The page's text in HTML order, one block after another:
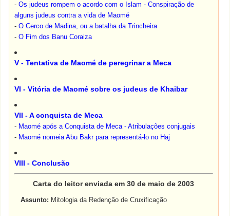
-Os judeus rompem o acordo com o Islam - Conspiração de
alguns judeus contra a vida de Maomé
-O Cerco de Madina, ou a batalha da Trincheira
-O Fim dos Banu Coraiza
V - Tentativa de Maomé de peregrinar a Meca
VI - Vitória de Maomé sobre os judeus de Khaibar
VII - A conquista de Meca
- Maomé após a Conquista de Meca - Atribulações conjugais
- Maomé nomeia Abu Bakr para representá-lo no Haj
VIII - Conclusão
Carta do leitor enviada em 30 de maio de 2003
Assunto: Mitologia da Redenção de Cruxificação